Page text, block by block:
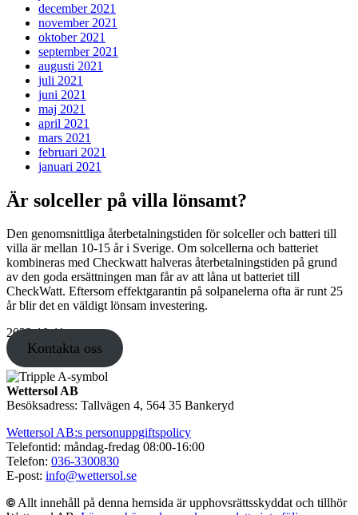
december 2021
november 2021
oktober 2021
september 2021
augusti 2021
juli 2021
juni 2021
maj 2021
april 2021
mars 2021
februari 2021
januari 2021
Är solceller på villa lönsamt?
Den genomsnittliga återbetalningstiden för solceller och batteri till
villa är mellan 10-15 år i Sverige. Om solcellerna och batteriet
kombineras med Checkwatt halveras återbetalningstiden på grund
av den goda ersättningen man får av att låna ut batteriet till
CheckWatt. Eftersom effektgarantin på solpanelerna ofta är runt 25
år blir det en väldigt lönsam investering.
2023-10-11
Kontakta oss
Wettersol AB
Besöksadress: Tallvägen 4, 564 35 Bankeryd
Wettersol AB:s personuppgiftspolicy
Telefontid: måndag-fredag 08:00-16:00
Telefon: 036-3300830
E-post: info@wettersol.se
Allt innehåll på denna hemsida är upphovsrättsskyddat och tillhör